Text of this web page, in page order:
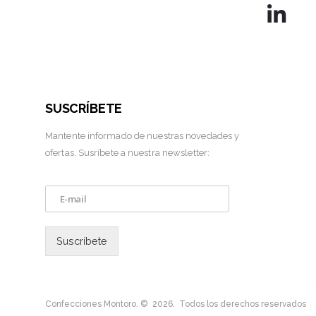
SUSCRÍBETE
Mantente informado de nuestras novedades y
ofertas. Susríbete a nuestra newsletter:
Suscríbete
Confecciones Montoro. © 2026. Todos los derechos reservados